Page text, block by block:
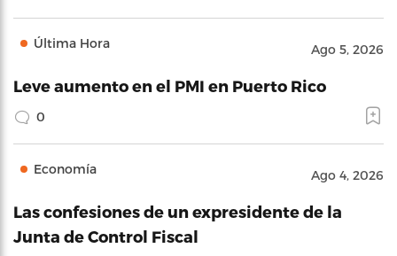
Última Hora Ago 5, 2026
Leve aumento en el PMI en Puerto Rico
0
Economía Ago 4, 2026
Las confesiones de un expresidente de la
Junta de Control Fiscal